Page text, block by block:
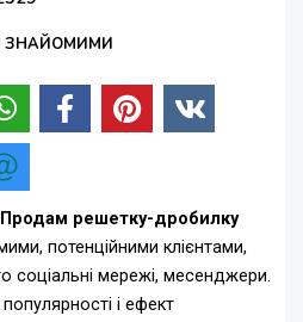
ЗНАЙОМИМИ
Продам решетку-дробилку
потенційними клієнтами,
соціальні мережі, месенджери.
і ефект